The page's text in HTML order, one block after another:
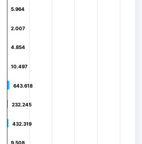
5.964
5.964
2.007
2.007
4.854
4.854
10.497
10.497
643.618
643.618
232.245
232.245
432.319
432.319
9.508
9.508